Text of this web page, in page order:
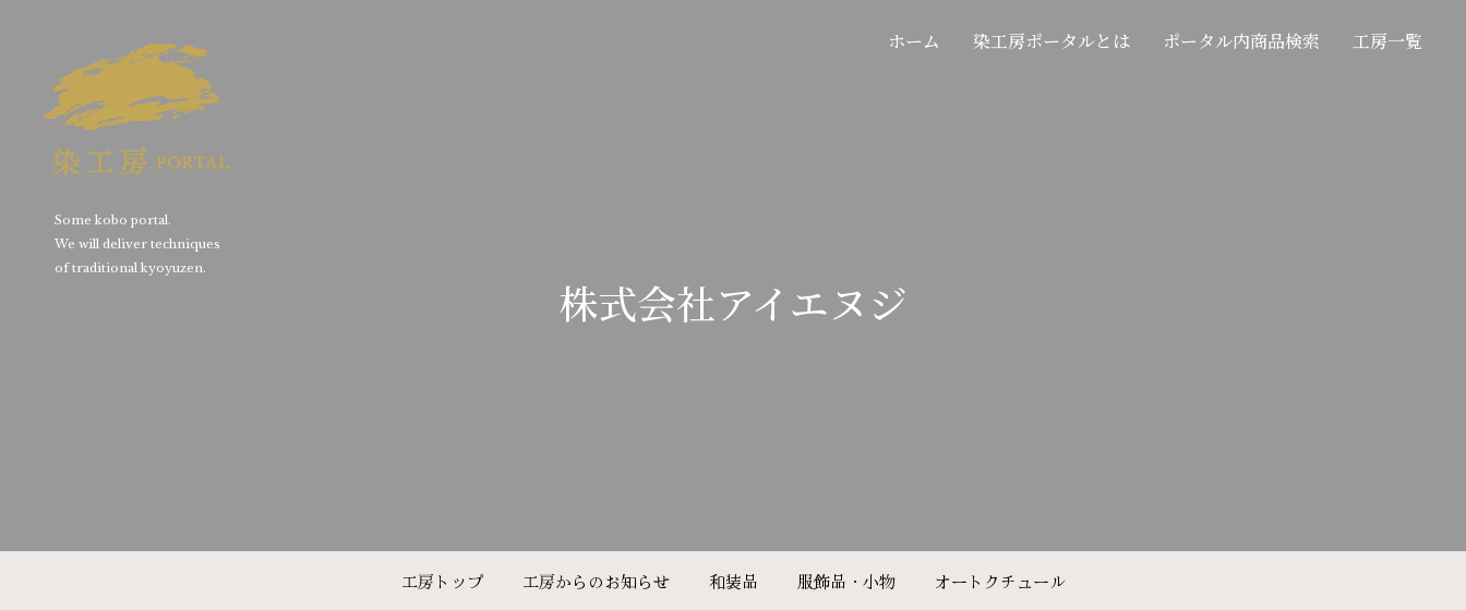
Some kobo portal.
We will deliver techniques
of traditional kyoyuzen.
ホーム 染工房ポータルとは ポータル内商品検索 工房一覧
株式会社アイエヌジ
工房トップ 工房からのお知らせ 和装品 服飾品・小物 オートクチュール